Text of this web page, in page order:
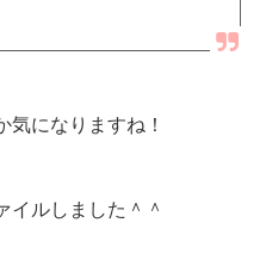
になりますね！
イルしました＾＾